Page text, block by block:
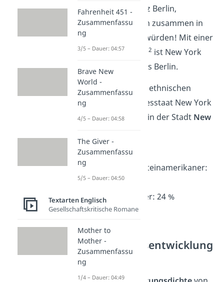
fast so, als ob ganz Berlin,
München und Köln zusammen in
einer Stadt leben würden! Mit einer
Flächevon 783 km2 ist New York
City aber kleiner als Berlin.
Die Verteilung der ethnischen
Gruppen im Bundesstaat New York
spiegelt sich auch in der Stadt New
Weiße: 35 %
Mittel- bzw. Lateinamerikaner:
27 %
Afroamerikaner: 24 %
Asiaten: 12 %
Bevölkerungsentwicklung
Fahrenheit 451 -
Zusammenfassu
ng
3/5 – Dauer: 04:57
Brave New
World -
Zusammenfassu
ng
4/5 – Dauer: 04:58
The Giver -
Zusammenfassu
ng
5/5 – Dauer: 04:50
Textarten Englisch
Gesellschaftskritische Romane
Mother to
Mother -
Zusammenfassu
ng
1/4 – Dauer: 04:49